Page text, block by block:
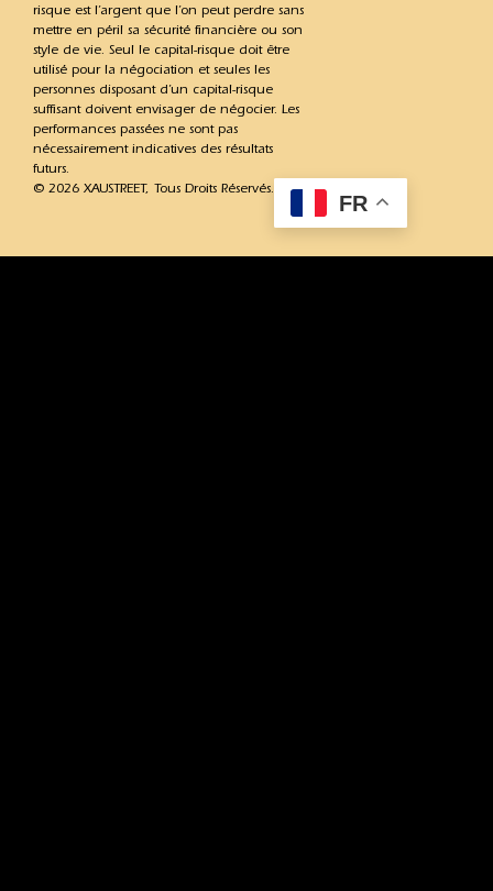
risque est l’argent que l’on peut perdre sans
mettre en péril sa sécurité financière ou son
style de vie. Seul le capital-risque doit être
utilisé pour la négociation et seules les
personnes disposant d’un capital-risque
suffisant doivent envisager de négocier. Les
performances passées ne sont pas
nécessairement indicatives des résultats
futurs.
© 2026 XAUSTREET, Tous Droits Réservés.
FR